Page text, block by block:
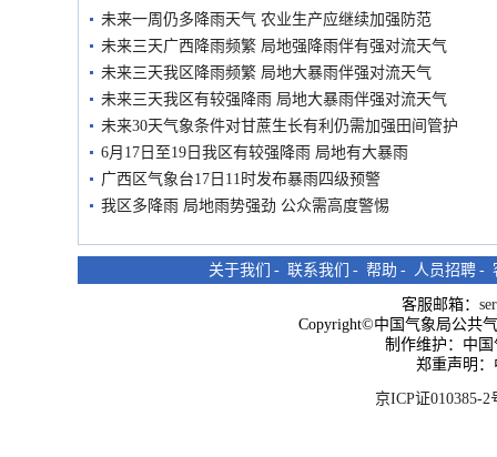
未来一周仍多降雨天气 农业生产应继续加强防范
未来三天广西降雨频繁 局地强降雨伴有强对流天气
未来三天我区降雨频繁 局地大暴雨伴强对流天气
未来三天我区有较强降雨 局地大暴雨伴强对流天气
未来30天气象条件对甘蔗生长有利仍需加强田间管护
6月17日至19日我区有较强降雨 局地有大暴雨
广西区气象台17日11时发布暴雨四级预警
我区多降雨 局地雨势强劲 公众需高度警惕
关于我们 - 联系我们 - 帮助 - 人员招聘 -
客服邮箱：
Copyright©中国气象局公共
制作维护：中
郑重声明
京ICP证010385-2